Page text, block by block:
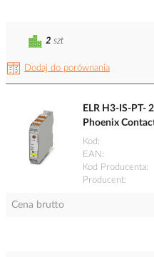
Dodaj do porównania
2 szt
ELR H3-IS-PT-
Phoenix
Kod
EAN
Kod Producenta
Producent
Cena brutto